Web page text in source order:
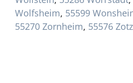
Wolfsheim, 55599
55270 Zornheim, 55576